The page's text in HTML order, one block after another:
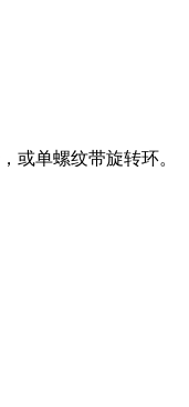
单螺纹带旋转环。